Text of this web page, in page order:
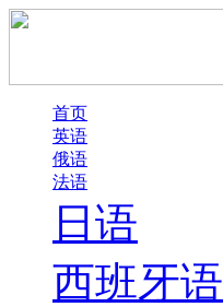
首页
英语
俄语
法语
日语
西班牙语